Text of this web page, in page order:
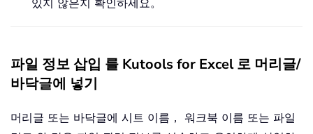
파일 정보 삽입 를 Kutools for Excel 로 머리글/
바닥글에 넣기
머리글 또는 바닥글에 시트 이름， 워크북 이름 또는 파일